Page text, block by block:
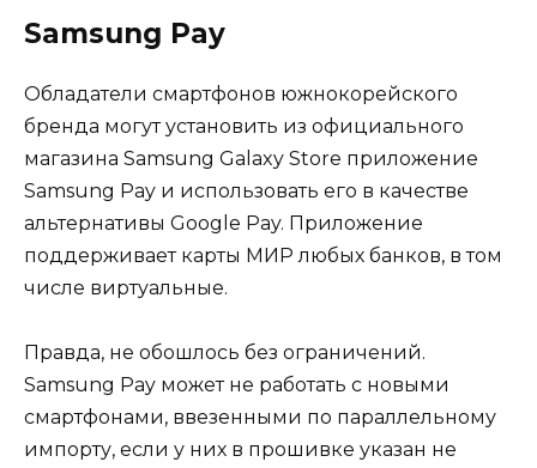
Samsung Pay
Обладатели смартфонов южнокорейского
бренда могут установить из официального
магазина Samsung Galaxy Store приложение
Samsung Pay и использовать его в качестве
альтернативы Google Pay. Приложение
поддерживает карты МИР любых банков, в том
числе виртуальные.
Правда, не обошлось без ограничений.
Samsung Pay может не работать с новыми
смартфонами, ввезенными по параллельному
импорту, если у них в прошивке указан не